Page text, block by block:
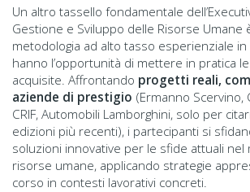
Un altro tassello fondamentale
Gestione e Sviluppo delle Risorse Umane
metodologia ad alto tasso esperienziale
hanno l’opportunità di mettere in pratica
acquisite. Affrontando progetti reali,
aziende di prestigio (Ermanno Scervino,
CRIF, Automobili Lamborghini, solo per
edizioni più recenti), i partecipanti si
soluzioni innovative per le sfide attuali nel
risorse umane, applicando strategie
corso in contesti lavorativi concreti.